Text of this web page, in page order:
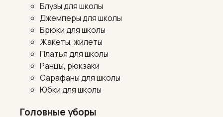
Блузы для школы
Джемперы для школы
Брюки для школы
Жакеты, жилеты
Платья для школы
Ранцы, рюкзаки
Сарафаны для школы
Юбки для школы
Головные уборы